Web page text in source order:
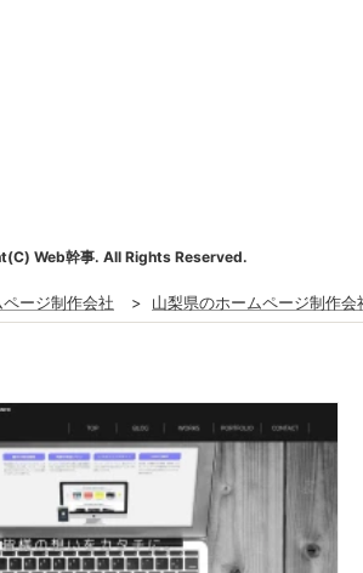
Web幹事. All Rights Reserved.
ージ制作会社 > 山梨県のホームページ制作会